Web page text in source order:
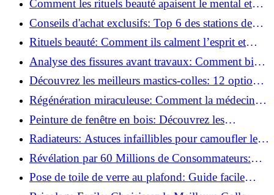
Comment les rituels beauté apaisent le mental et
créent des moments pour soi ?
Conseils d'achat exclusifs: Top 6 des stations de
peinture basse pression incontournables!
Rituels beauté: Comment ils calment l’esprit et
chouchoutent votre âme!
Analyse des fissures avant travaux: Comment bien
préparer vos surfaces!
Découvrez les meilleurs mastics-colles: 12 options
dès 6,70 €!
Régénération miraculeuse: Comment la médecine
régénérative peut restaurer votre confiance!
Peinture de fenêtre en bois: Découvrez les
techniques infaillibles pour un résultat parfait!
Radiateurs: Astuces infaillibles pour camoufler les
tuyaux apparents!
Révélation par 60 Millions de Consommateurs:
Découvrez le sérum anti-rides numéro un!
Pose de toile de verre au plafond: Guide facile
pour débutants!